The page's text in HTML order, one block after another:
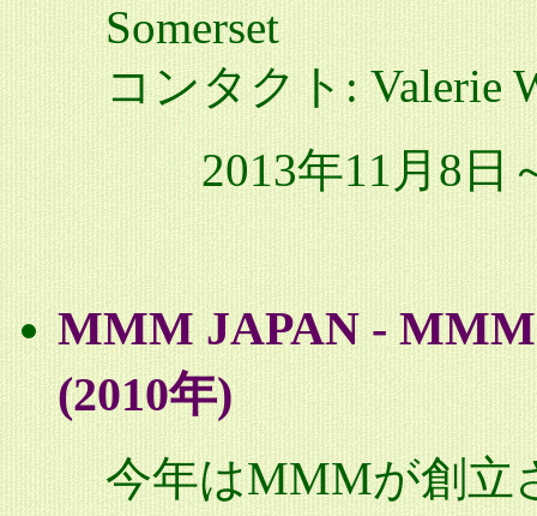
Somerset
コンタクト: Valerie
2013年11月8日
MMM JAPAN -
(2010年)
今年はMMMが創立